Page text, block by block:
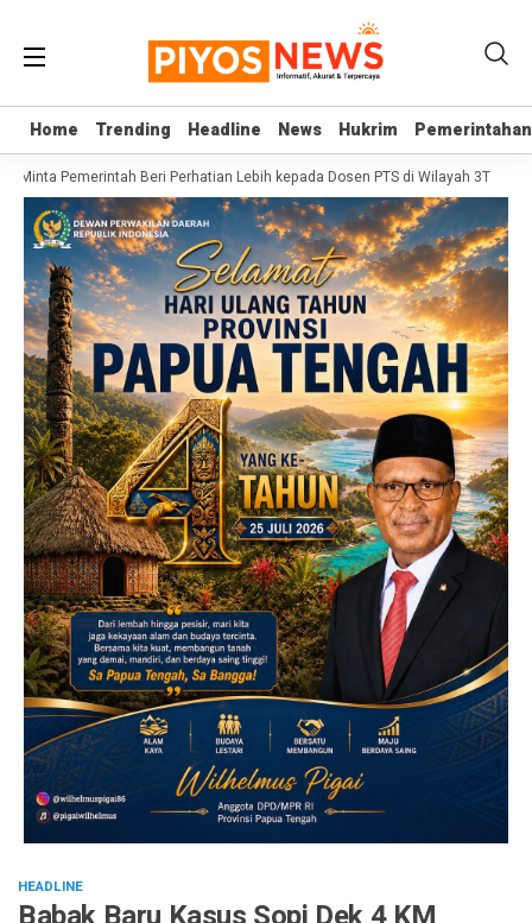
Home Trending Headline News Hukrim Pemerintahan
Home Trending Headline News Hukrim Pemerintahan
Pemerintah Beri Perhatian Lebih kepada Dosen PTS di Wilayah 3T
HEADLINE